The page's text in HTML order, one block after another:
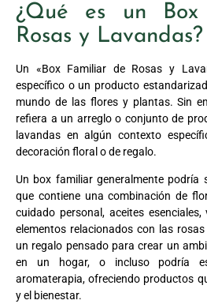
¿Qué es un
Rosas y Lavandas?
Un «Box Familiar de Rosas y
específico o un producto
mundo de las flores y plantas. Sin
refiera a un arreglo o conjunto de
lavandas en algún contexto
decoración floral o de regalo.
Un box familiar generalmente podría
que contiene una combinación de
cuidado personal, aceites
elementos relacionados con las
un regalo pensado para crear un
en un hogar, o incluso podría
aromaterapia, ofreciendo productos
y el bienestar.